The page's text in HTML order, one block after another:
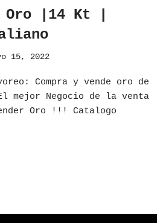
Oro |14 Kt |
15, 2022
Compra y vende oro de
mejor Negocio de la venta
Oro !!! Catalogo